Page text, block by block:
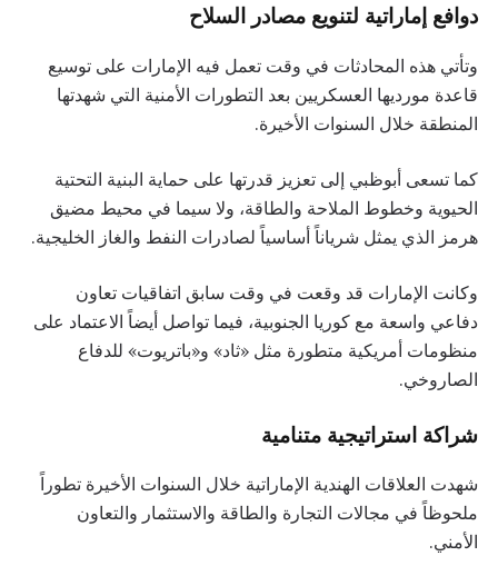
دوافع إماراتية لتنويع مصادر السلاح
وتأتي هذه المحادثات في وقت تعمل فيه الإمارات على توسيع
قاعدة مورديها العسكريين بعد التطورات الأمنية التي شهدتها
المنطقة خلال السنوات الأخيرة.
كما تسعى أبوظبي إلى تعزيز قدرتها على حماية البنية التحتية
الحيوية وخطوط الملاحة والطاقة، ولا سيما في محيط مضيق
هرمز الذي يمثل شرياناً أساسياً لصادرات النفط والغاز الخليجية.
وكانت الإمارات قد وقعت في وقت سابق اتفاقيات تعاون
دفاعي واسعة مع كوريا الجنوبية، فيما تواصل أيضاً الاعتماد على
منظومات أمريكية متطورة مثل «ثاد» و«باتريوت» للدفاع
الصاروخي.
شراكة استراتيجية متنامية
شهدت العلاقات الهندية الإماراتية خلال السنوات الأخيرة تطوراً
ملحوظاً في مجالات التجارة والطاقة والاستثمار والتعاون
الأمني.